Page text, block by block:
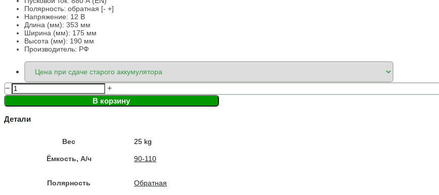
Полярность: обратная [- +]
Напряжение: 12 В
Длина (мм): 353 мм
Ширина (мм): 175 мм
Высота (мм): 190 мм
Производитель: РФ
−
+
В корзину
Детали
Вес 25 kg
Ёмкость, A/ч 90-110
Полярность Обратная